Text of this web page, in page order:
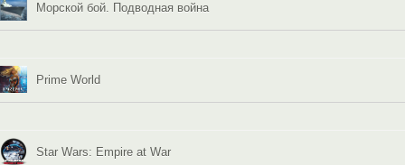
Морской бой. Подводная война
Prime World
Star Wars: Empire at War